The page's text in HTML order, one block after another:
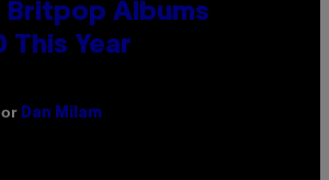
Albums
This Year
Dan Milam